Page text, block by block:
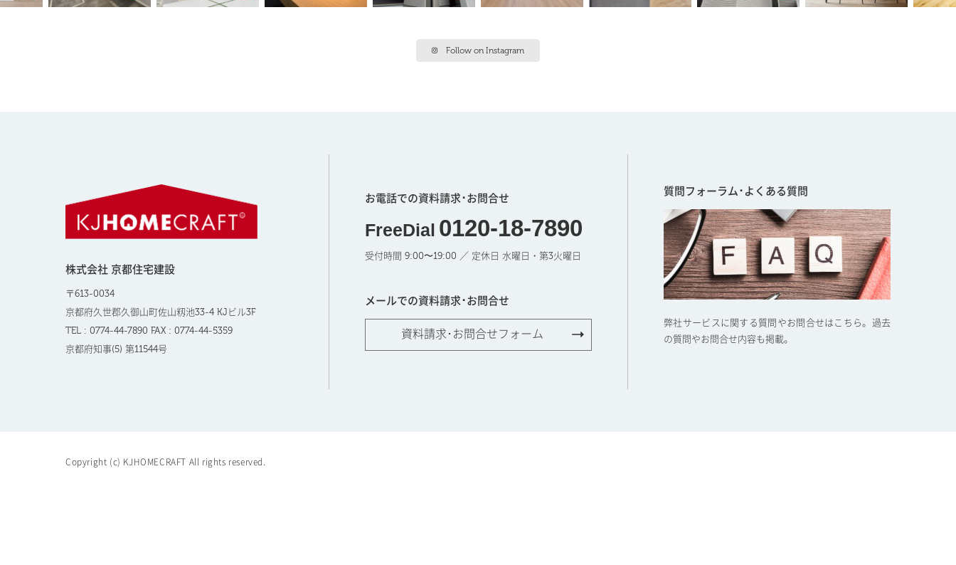
Follow on Instagram
お電話での資料請求･お問合せ
FreeDial 0120-18-7890
受付時間 9:00〜19:00 ／ 定休日 水曜日・第3火曜日
メールでの資料請求･お問合せ
資料請求･お問合せフォーム
質問フォーラム･よくある質問
弊社サービスに関する質問やお問合せはこちら。過去
の質問やお問合せ内容も掲載。
株式会社 京都住宅建設
〒613-0034
京都府久世郡久御山町佐山籾池33-4 KJビル3F
TEL : 0774-44-7890 FAX : 0774-44-5359
京都府知事(5) 第11544号
Copyright (c) KJHOMECRAFT All rights reserved.